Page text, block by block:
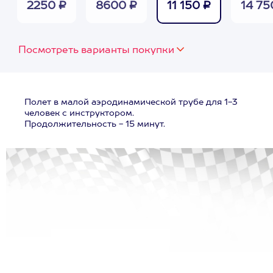
2250 ₽ 8600 ₽ 11 150 ₽ 14
Посмотреть варианты покупки
Полет в малой аэродинамической трубе для 1-3
человек с инструктором.
Продолжительность - 15 минут.